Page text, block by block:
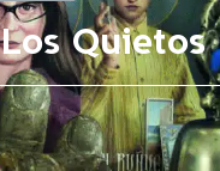
Quietos